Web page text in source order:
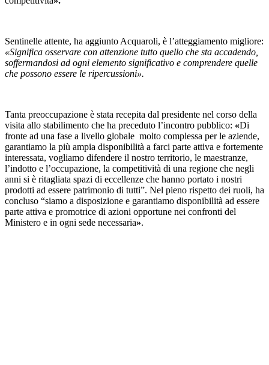
Sentinelle attente, ha aggiunto Acquaroli, è l’atteggiamento migliore:
«Significa osservare con attenzione tutto quello che sta accadendo,
soffermandosi ad ogni elemento significativo e comprendere quelle
che possono essere le ripercussioni».
Tanta preoccupazione è stata recepita dal presidente nel corso della
visita allo stabilimento che ha preceduto l’incontro pubblico: «Di
fronte ad una fase a livello globale molto complessa per le aziende,
garantiamo la più ampia disponibilità a farci parte attiva e fortemente
interessata, vogliamo difendere il nostro territorio, le maestranze,
l’indotto e l’occupazione, la competitività di una regione che negli
anni si è ritagliata spazi di eccellenze che hanno portato i nostri
prodotti ad essere patrimonio di tutti”. Nel pieno rispetto dei ruoli, ha
concluso “siamo a disposizione e garantiamo disponibilità ad essere
parte attiva e promotrice di azioni opportune nei confronti del
Ministero e in ogni sede necessaria».